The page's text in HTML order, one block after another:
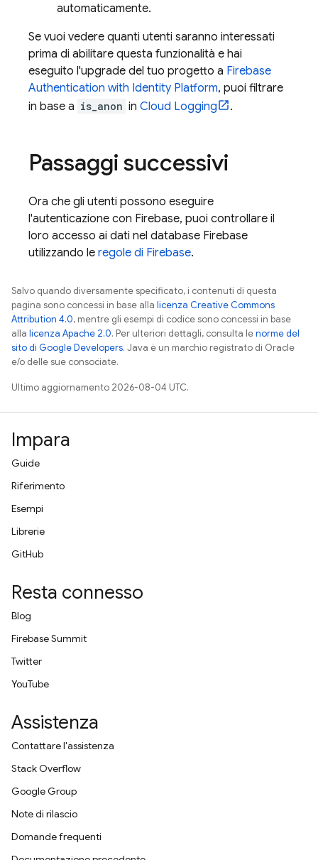
automaticamente.
Se vuoi vedere quanti utenti saranno interessati
prima di abilitare questa funzionalità e hai
eseguito l'upgrade del tuo progetto a Firebase
Authentication with Identity Platform, puoi filtrare
in base a is_anon in Cloud Logging .
Passaggi successivi
Ora che gli utenti possono eseguire
l'autenticazione con Firebase, puoi controllare il
loro accesso ai dati nel database Firebase
utilizzando le regole di Firebase.
Salvo quando diversamente specificato, i contenuti di questa
pagina sono concessi in base alla licenza Creative Commons
Attribution 4.0, mentre gli esempi di codice sono concessi in base
alla licenza Apache 2.0. Per ulteriori dettagli, consulta lenorme del
sito di Google Developers. Java è un marchio registrato di Oracle
e/o delle sue consociate.
Ultimo aggiornamento 2026-08-04 UTC.
Impara
Guide
Riferimento
Esempi
Librerie
GitHub
Resta connesso
Blog
Firebase Summit
Twitter
YouTube
Assistenza
Contattare l'assistenza
Stack Overflow
Google Group
Note di rilascio
Domande frequenti